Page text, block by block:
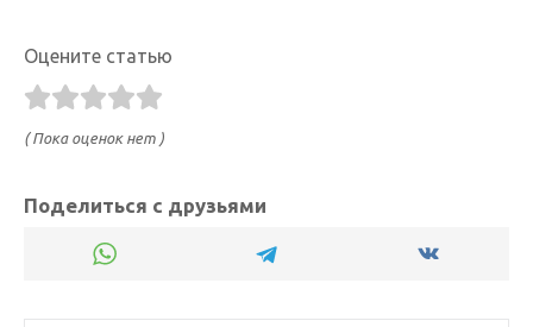
Оцените статью
( Пока оценок нет )
Поделиться с друзьями